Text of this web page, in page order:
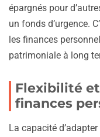
épargnés pour
un fonds d’urgence.
les finances
patrimoniale à long
Flexibilité
finances
La capacité